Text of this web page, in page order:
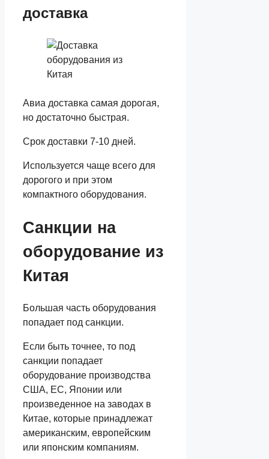
доставка
Авиа доставка самая дорогая,
но достаточно быстрая.
Срок доставки 7-10 дней.
Используется чаще всего для
дорогого и при этом
компактного оборудования.
Санкции на
оборудование из
Китая
Большая часть оборудования
попадает под санкции.
Если быть точнее, то под
санкции попадает
оборудование производства
США, ЕС, Японии или
произведенное на заводах в
Китае, которые принадлежат
американским, европейским
или японским компаниям.